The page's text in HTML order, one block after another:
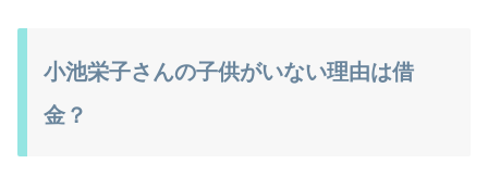
小池栄子さんの子供がいない理由は借
金？